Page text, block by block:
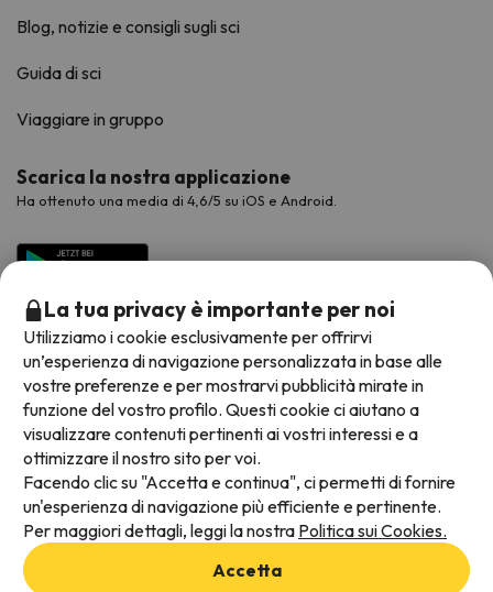
Blog, notizie e consigli sugli sci
Guida di sci
Viaggiare in gruppo
Scarica la nostra applicazione
Ha ottenuto una media di 4,6/5 su iOS e Android.
Metodi di pagamento disponibili
Termini e condizioni generali
La tua privacy è importante per noi
Utilizziamo i cookie esclusivamente per offrirvi
un’esperienza di navigazione personalizzata in base alle
vostre preferenze e per mostrarvi pubblicità mirate in
funzione del vostro profilo. Questi cookie ci aiutano a
visualizzare contenuti pertinenti ai vostri interessi e a
ottimizzare il nostro sito per voi.
Facendo clic su "Accetta e continua", ci permetti di fornire
un'esperienza di navigazione più efficiente e pertinente.
Per maggiori dettagli, leggi la nostra Politica sui Cookies.
Accetta